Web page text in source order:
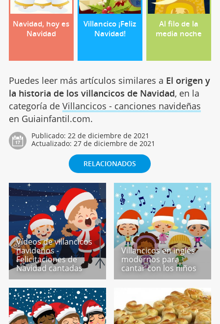
Navidad, hoy es
Navidad
Villancico ¡Feliz
Navidad!
Al filo de la
media noche
Puedes leer más artículos similares a El origen y
la historia de los villancicos de Navidad, en la
categoría de Villancicos - canciones navideñas
en Guiainfantil.com.
Publicado: 22 de diciembre de 2021
Actualizado: 27 de diciembre de 2021
RELACIONADOS
Vídeos de villancicos
navideños -
Felicitaciones de
Navidad cantadas
Villancicos en inglés
modernos para
cantar con los niños